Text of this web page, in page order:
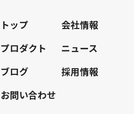
トップ
会社情報
プロダクト
ニュース
ブログ
採用情報
お問い合わせ